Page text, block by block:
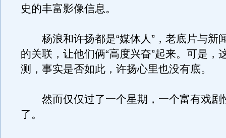
史的丰富影像信息。
杨浪和许扬都是“媒体人”，老底片与新
的关联，让他们俩“高度兴奋”起来。可是，
测，事实是否如此，许扬心里也没有底。
然而仅仅过了一个星期，一个富有戏剧
了。